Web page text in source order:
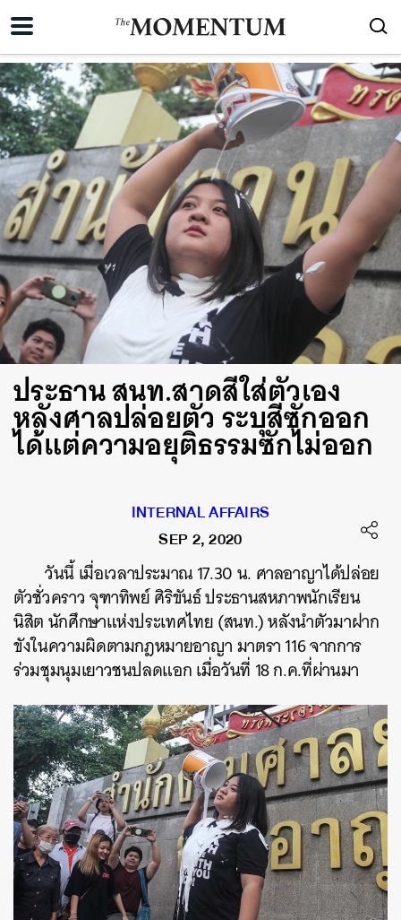
ประธาน สนท.สาดสีใส่ตัวเอง
หลังศาลปล่อยตัว ระบุสีซักออก
ได้แต่ความอยุติธรรมซักไม่ออก
INTERNAL AFFAIRS
SEP 2, 2020
วันนี้ เมื่อเวลาประมาณ 17.30 น. ศาลอาญาได้ปล่อย
ตัวชั่วคราว จุฑาทิพย์ ศิริขันธ์ ประธานสหภาพนักเรียน
นิสิต นักศึกษาแห่งประเทศไทย (สนท.) หลังนำตัวมาฝาก
ขังในความผิดตามกฎหมายอาญา มาตรา 116 จากการ
ร่วมชุมนุมเยาวชนปลดแอก เมื่อวันที่ 18 ก.ค.ที่ผ่านมา